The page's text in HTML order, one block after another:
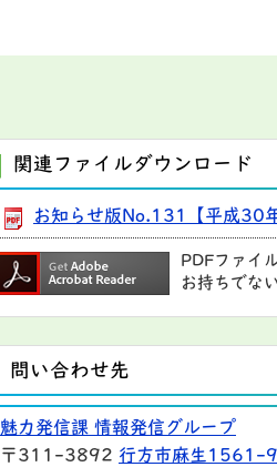
関連ファイルダウンロード
お知らせ版No.131【平成30
PDFファイ
お持ちでな
問い合わせ先
魅力発信課 情報発信グループ
〒311-3892 行方市麻生1561-9